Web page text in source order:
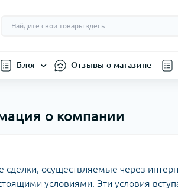
Блог Отзывы о магазине
о компании
осуществляемые через
условиями. Эти условия